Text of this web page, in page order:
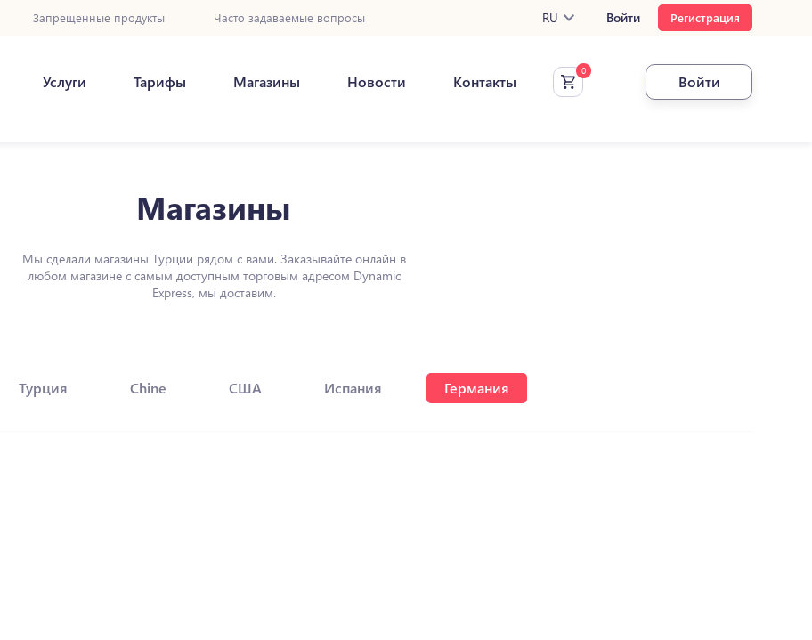
Запрещенные продукты Часто задаваемые вопросы RU Войти Регистрация
Услуги Тарифы Магазины Новости Контакты Войти
Магазины
Мы сделали магазины Турции рядом с вами. Заказывайте онлайн в
любом магазине с самым доступным торговым адресом Dynamic
Express, мы доставим.
Турция Chine США Испания Германия